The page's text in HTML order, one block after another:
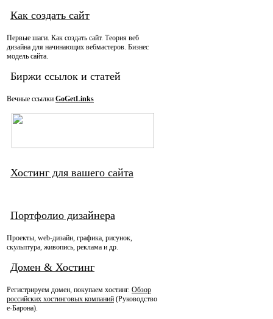
Как создать сайт
Первые шаги. Как создать сайт. Теория веб
дизайна для начинающих вебмастеров. Бизнес
модель сайта.
Биржи ссылок и статей
Вечные ссылки GoGetLinks
Хостинг для вашего сайта
Портфолио дизайнера
Проекты, web-дизайн, графика, рисунок,
скульптура, живопись, реклама и др.
Домен & Хостинг
Регистрируем домен, покупаем хостинг. Обзор
российских хостинговых компаний (Руководство
e-Барона).